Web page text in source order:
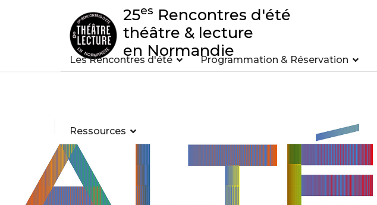
25es Rencontres d'été
théâtre & lecture
en Normandie
Les Rencontres d'été Programmation & Réservation
Ressources